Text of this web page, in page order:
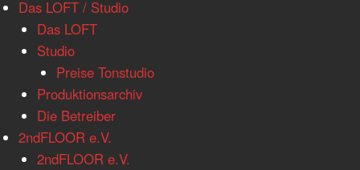
Das LOFT / Studio
Das LOFT
Studio
Preise Tonstudio
Produktionsarchiv
Die Betreiber
2ndFLOOR e.V.
2ndFLOOR e.V.